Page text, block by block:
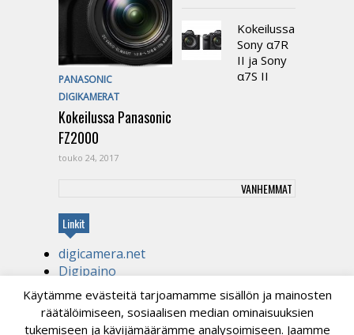
PANASONIC
DIGIKAMERAT
Kokeilussa Panasonic
FZ2000
touko 24, 2017
Kokeilussa
Sony α7R
II ja Sony
α7S II
VANHEMMAT
Linkit
digicamera.net
Digipaino
Kirjapaino
tekniikanihmelapsi.com
Videotuotantoa
Käytämme evästeitä tarjoamamme sisällön ja mainosten
räätälöimiseen, sosiaalisen median ominaisuuksien
tukemiseen ja kävijämäärämme analysoimiseen. Jaamme